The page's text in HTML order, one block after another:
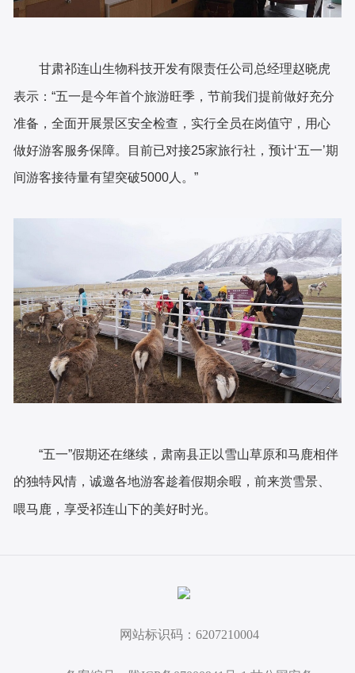
甘肃祁连山生物科技开发有限责任公司总经理赵晓虎
表示：“五一是今年首个旅游旺季，节前我们提前做好充分
准备，全面开展景区安全检查，实行全员在岗值守，用心
做好游客服务保障。目前已对接25家旅行社，预计‘五一’期
间游客接待量有望突破5000人。”
“五一”假期还在继续，肃南县正以雪山草原和马鹿相伴
的独特风情，诚邀各地游客趁着假期余暇，前来赏雪景、
喂马鹿，享受祁连山下的美好时光。
网站标识码：6207210004